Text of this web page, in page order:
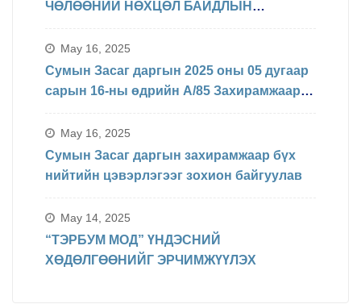
ЧӨЛӨӨНИЙ НӨХЦӨЛ БАЙДЛЫН
May 16, 2025
Сумын Засаг даргын 2025 оны 05 дугаар
сарын 16-ны өдрийн А/85 Захирамжаар
явагдахаар болсон.
May 16, 2025
Сумын Засаг даргын захирамжаар бүх
нийтийн цэвэрлэгээг зохион байгуулав
May 14, 2025
“ТЭРБУМ МОД” ҮНДЭСНИЙ
ХӨДӨЛГӨӨНИЙГ ЭРЧИМЖҮҮЛЭХ